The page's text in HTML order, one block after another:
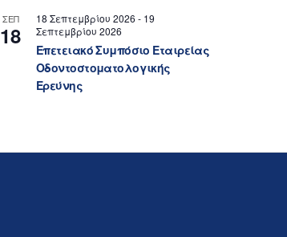
ΣΕΠ
18
18 Σεπτεμβρίου 2026 - 19
Σεπτεμβρίου 2026
Επετειακό Συμπόσιο Εταιρείας
Οδοντοστοματολογικής
Ερεύνης